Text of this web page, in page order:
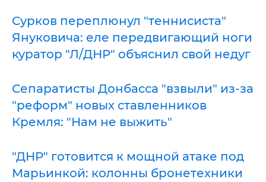
Сурков переплюнул "теннисиста"
Януковича: еле передвигающий ноги
куратор "Л/ДНР" объяснил свой недуг
Сепаратисты Донбасса "взвыли" из-за
"реформ" новых ставленников
Кремля: "Нам не выжить"
"ДНР" готовится к мощной атаке под
Марьинкой: колонны бронетехники